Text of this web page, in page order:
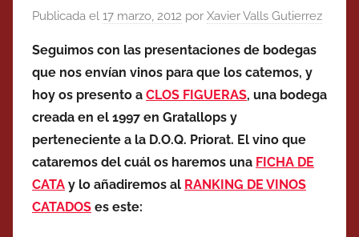
Publicada el 17 marzo, 2012 por Xavier Valls Gutierrez
Seguimos con las presentaciones de bodegas
que nos envían vinos para que los catemos, y
hoy os presento a CLOS FIGUERAS, una bodega
creada en el 1997 en Gratallops y
perteneciente a la D.O.Q. Priorat. El vino que
cataremos del cuál os haremos una FICHA DE
CATA y lo añadiremos al RANKING DE VINOS
CATADOS es este: